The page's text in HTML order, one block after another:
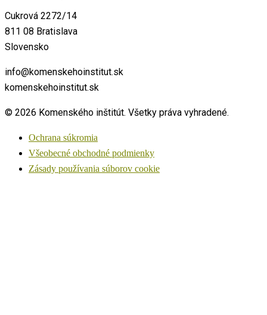
Cukrová 2272/14
811 08 Bratislava
Slovensko
info@komenskehoinstitut.sk
komenskehoinstitut.sk
© 2026 Komenského inštitút. Všetky práva vyhradené.
Ochrana súkromia
Všeobecné obchodné podmienky
Zásady používania súborov cookie